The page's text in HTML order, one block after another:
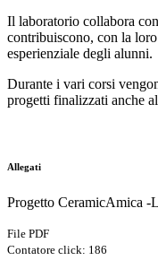
Il laboratorio collabora
contribuiscono, con la
esperienziale degli alunni.
Durante i vari corsi
progetti finalizzati anche
Allegati
Progetto CeramicAmica -
File PDF
Contatore click: 186